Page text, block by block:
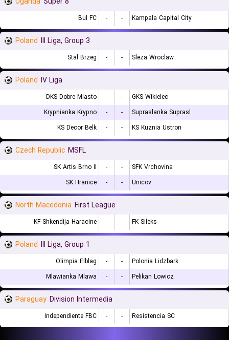
Bul FC - - Kampala Capital City
Poland III Liga, Group 3
Stal Brzeg - - Sleza Wroclaw
Poland IV Liga
DKS Dobre Miasto - -
GKS Wikielec
Krypnianka Krypno
- -
Supraslanka Suprasl
KS Decor Belk
- - KS Kuznia Ustron
Czech Republic MSFL
SK Artis Brno II - -
SFK Vrchovina
SK Hranice
- - Unicov
North Macedonia First League
KF Shkendija Haracine - - FK Sileks
Poland III Liga, Group 1
Olimpia Elblag - -
Polonia Lidzbark
Mlawianka Mlawa
- - Pelikan Lowicz
Paraguay Division Intermedia
Independiente FBC - - Resistencia SC